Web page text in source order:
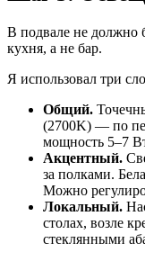
В подвале не должно
кухня, а не бар.
Я использовал три
Общий.
(2700K) — по
мощность 5–7
Акцентный.
за полками.
Можно
Локальный.
столах, возле
стеклянными